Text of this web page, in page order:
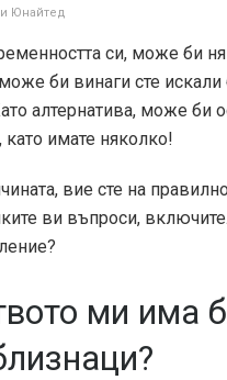
Юнайтед
си, може би
би винаги сте искали
алтернатива, може би
имате няколко!
вие сте на
ви въпроси,
ми има